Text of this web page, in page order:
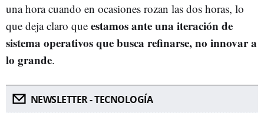
una hora cuando en ocasiones rozan las dos horas, lo
que deja claro que estamos ante una iteración de
sistema operativos que busca refinarse, no innovar a
lo grande.
NEWSLETTER - TECNOLOGÍA